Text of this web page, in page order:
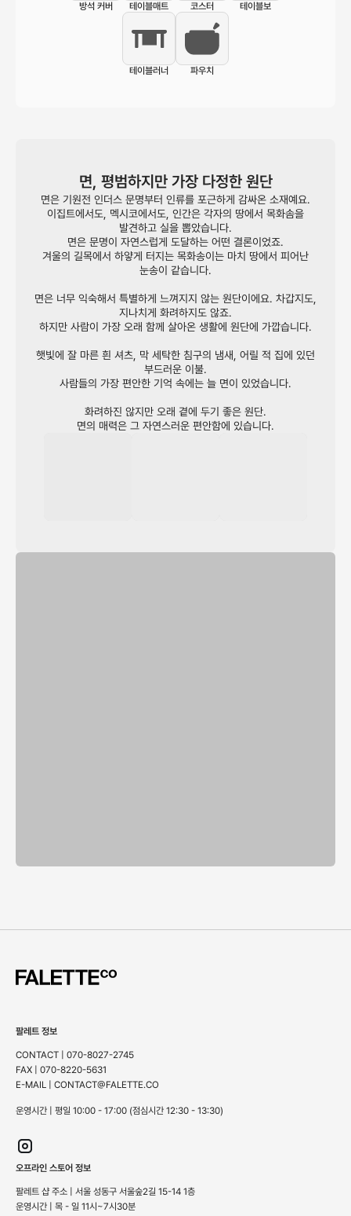
방석 커버 테이블매트 코스터 테이블보
테이블러너 파우치
면, 평범하지만 가장 다정한 원단
면은 기원전 인더스 문명부터 인류를 포근하게 감싸온 소재예요.
이집트에서도, 멕시코에서도, 인간은 각자의 땅에서 목화솜을
발견하고 실을 뽑았습니다.
면은 문명이 자연스럽게 도달하는 어떤 결론이었죠.
겨울의 길목에서 하얗게 터지는 목화송이는 마치 땅에서 피어난
눈송이 같습니다.
면은 너무 익숙해서 특별하게 느껴지지 않는 원단이에요. 차갑지도,
지나치게 화려하지도 않죠.
하지만 사람이 가장 오래 함께 살아온 생활에 원단에 가깝습니다.
햇빛에 잘 마른 흰 셔츠, 막 세탁한 침구의 냄새, 어릴 적 집에 있던
부드러운 이불.
사람들의 가장 편안한 기억 속에는 늘 면이 있었습니다.
화려하진 않지만 오래 곁에 두기 좋은 원단.
면의 매력은 그 자연스러운 편안함에 있습니다.
팔레트 정보
CONTACT | 070-8027-2745
FAX | 070-8220-5631
E-MAIL | CONTACT@FALETTE.CO
운영시간 | 평일 10:00 - 17:00 (점심시간 12:30 - 13:30)
오프라인 스토어 정보
팔레트 샵 주소 | 서울 성동구 서울숲2길 15-14 1층
운영시간 | 목 - 일 11시~7시30분